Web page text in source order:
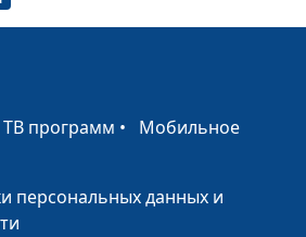
Юлия Синицына,
семейным отношениям
#196
Василий Половинко,
программ • Мобильное
персональных данных и